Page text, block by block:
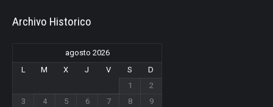
Archivo Historico
agosto 2026
L
M X J V S
D
1
2
3
4 5 6 7 8
9